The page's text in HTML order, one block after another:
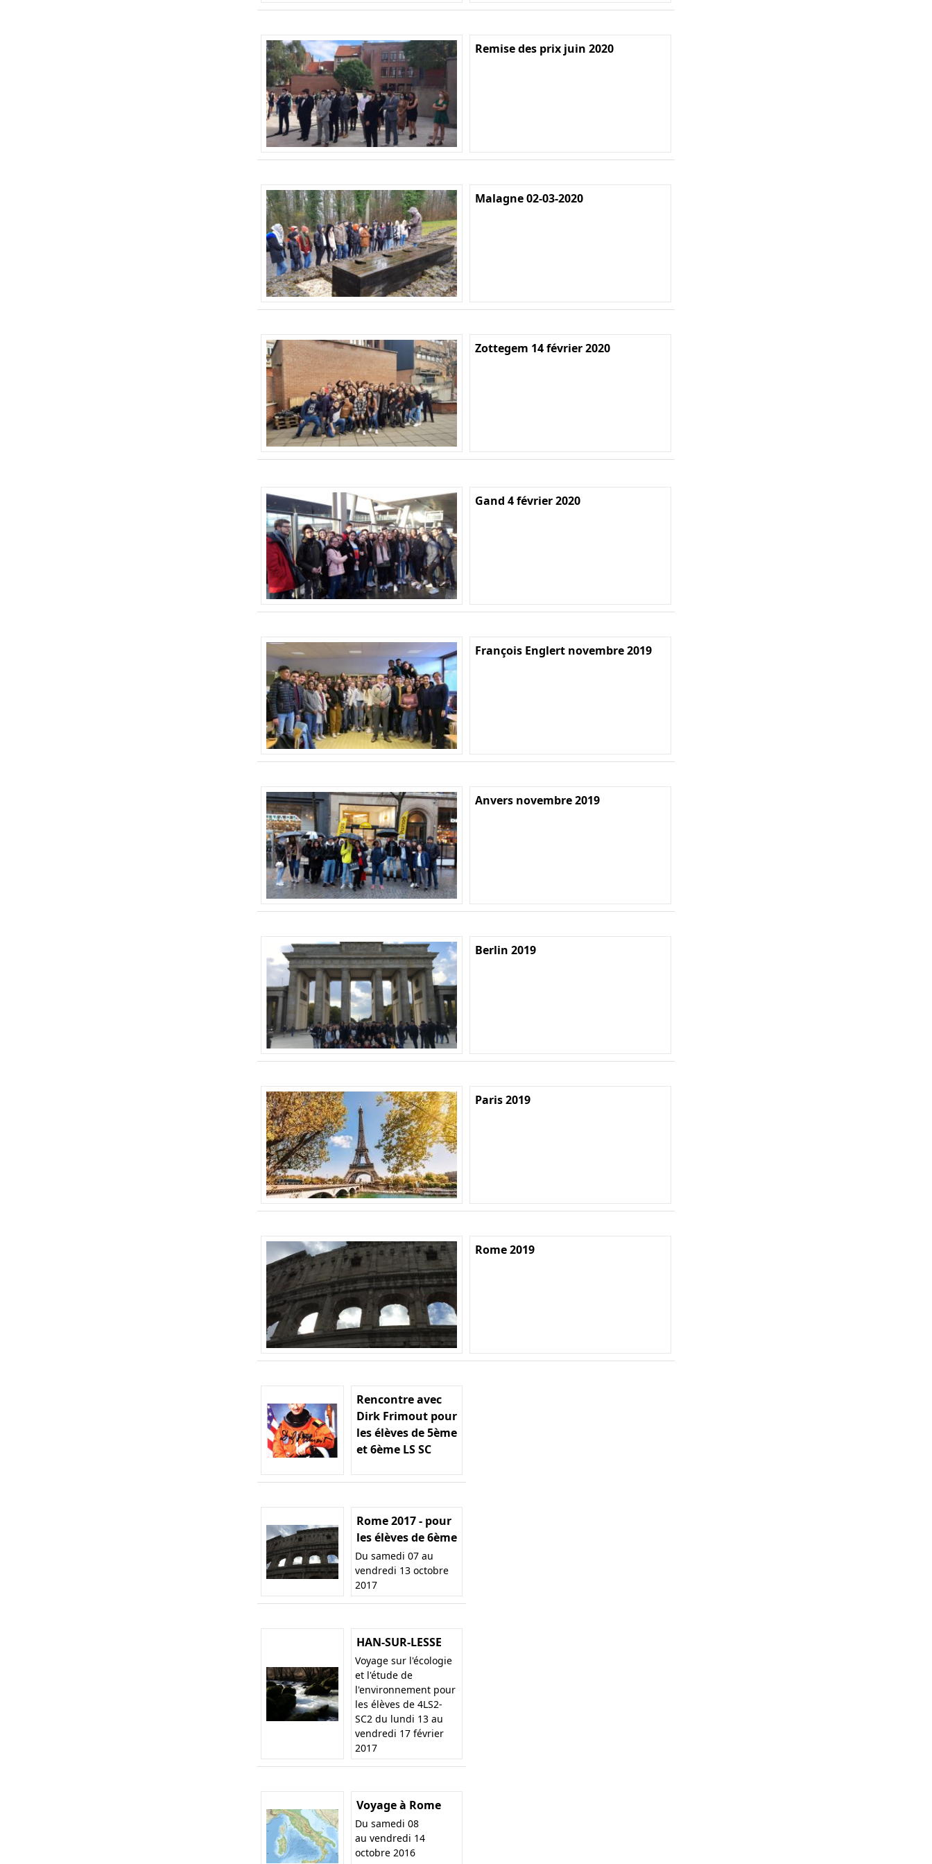
Remise des prix juin 2020
Malagne 02-03-2020
Zottegem 14 février 2020
Gand 4 février 2020
François Englert novembre 2019
Anvers novembre 2019
Berlin 2019
Paris 2019
Rome 2019
Rencontre avec
Dirk Frimout pour
les élèves de 5ème
et 6ème LS SC
Rome 2017 - pour
les élèves de 6ème
Du samedi 07 au
vendredi 13 octobre
2017
HAN-SUR-LESSE
Voyage sur l'écologie
et l'étude de
l'environnement pour
les élèves de 4LS2-
SC2 du lundi 13 au
vendredi 17 février
2017
Voyage à Rome
Du samedi 08
au vendredi 14
octobre 2016